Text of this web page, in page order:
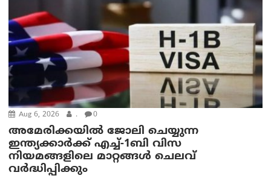
Aug 6, 2026 . 0
അമേരിക്കയില്‍ ജോലി ചെയ്യുന്ന
ഇന്ത്യക്കാർക്ക് എച്ച്-1ബി വിസ
നിയമങ്ങളിലെ മാറ്റങ്ങൾ ചെലവ്
വർദ്ധിപ്പിക്കും